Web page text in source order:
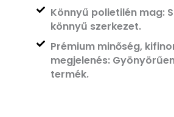
Könnyű polietilén mag:
könnyű szerkezet.
Prémium minőség,
megjelenés:
termék.